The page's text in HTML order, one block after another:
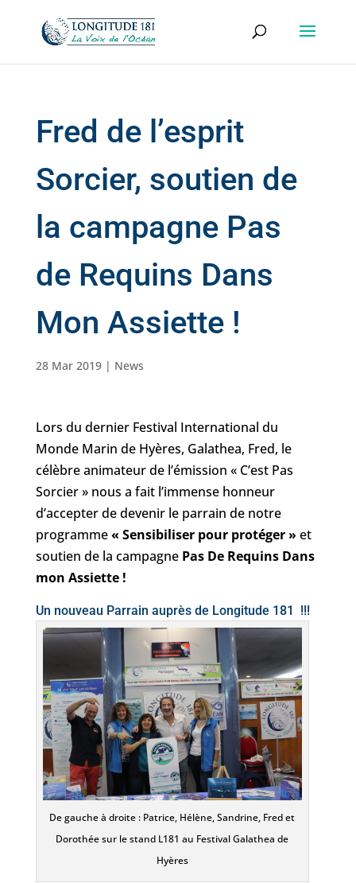
Fred de l’esprit
Sorcier, soutien de
la campagne Pas
de Requins Dans
Mon Assiette !
28 Mar 2019| News
Lors du dernier Festival International du
Monde Marin de Hyères, Galathea, Fred, le
célèbre animateur de l’émission « C’est Pas
Sorcier » nous a fait l’immense honneur
d’accepter de devenir le parrain de notre
programme« Sensibiliser pour protéger » et
soutien de la campagne Pas De Requins Dans
mon Assiette !
Un nouveau Parrain auprès de Longitude 181 !!!
De gauche à droite : Patrice, Hélène, Sandrine, Fred et
Dorothée sur le stand L181 au Festival Galathea de
Hyères